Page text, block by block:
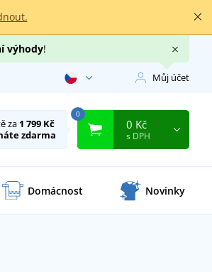
výhody!
Můj účet
za 1 799 Kč
zdarma
0
0 Kč
s DPH
Domácnost Novinky